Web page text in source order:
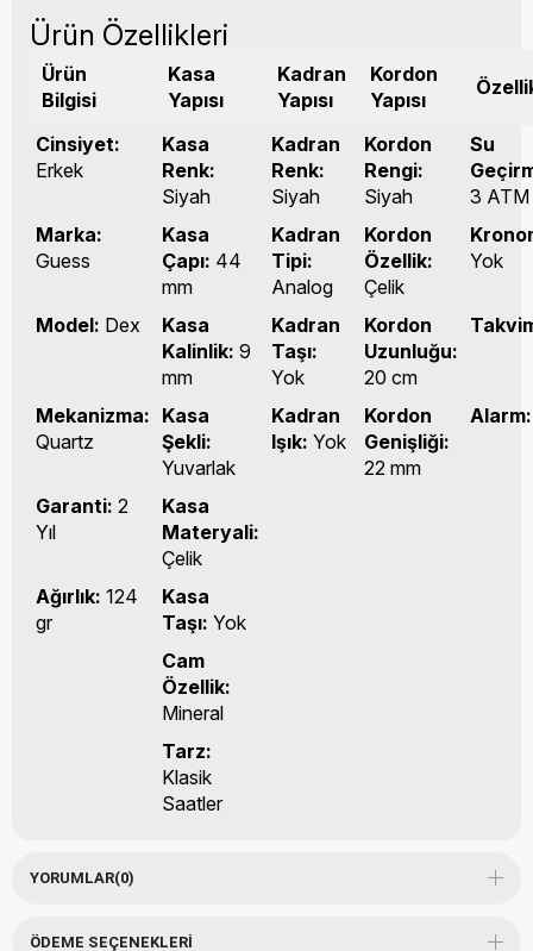
Ürün Özellikleri
Ürün
Bilgisi
Kasa
Yapısı
Kadran
Yapısı
Kordon
Yapısı
Cinsiyet:
Erkek
Kasa
Renk:
Siyah
Kadran
Renk:
Siyah
Kordon
Rengi:
Siyah
Su
3 ATM
Marka:
Guess
Kasa
Çapı: 44
mm
Kadran
Tipi:
Analog
Kordon
Özellik:
Çelik
Yok
Model: Dex
Kasa
Kalinlik: 9
mm
Kadran
Taşı:
Yok
Kordon
Uzunluğu:
20 cm
Mekanizma:
Quartz
Kasa
Şekli:
Yuvarlak
Kadran
Işık: Yok
Kordon
Genişliği:
22 mm
Alarm:
Garanti: 2
Yıl
Kasa
Materyali:
Çelik
Ağırlık: 124
gr
Kasa
Taşı: Yok
Cam
Özellik:
Mineral
Tarz:
Klasik
Saatler
YORUMLAR(0)
ÖDEME SEÇENEKLERI